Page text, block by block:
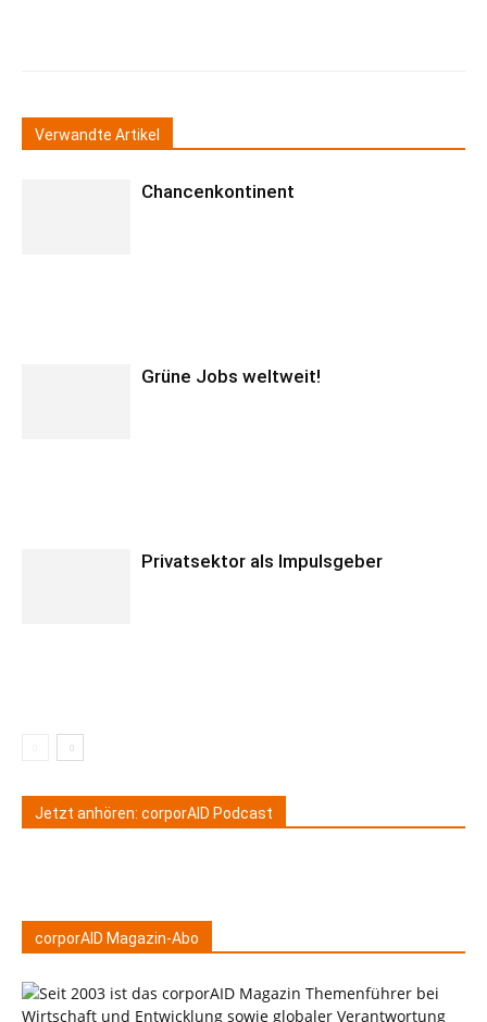
Verwandte Artikel
Chancenkontinent
Grüne Jobs weltweit!
Privatsektor als Impulsgeber
Jetzt anhören: corporAID Podcast
corporAID Magazin-Abo